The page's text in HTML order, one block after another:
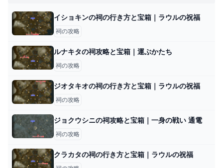
イショキンの祠の行き方と宝箱｜ラウルの祝福
祠の攻略
ルナキタの祠攻略と宝箱｜運ぶかたち
祠の攻略
ジオタキオの祠の行き方と宝箱｜ラウルの祝福
祠の攻略
ジョクウシニの祠攻略と宝箱｜一身の戦い 通電
祠の攻略
クラカタの祠の行き方と宝箱｜ラウルの祝福